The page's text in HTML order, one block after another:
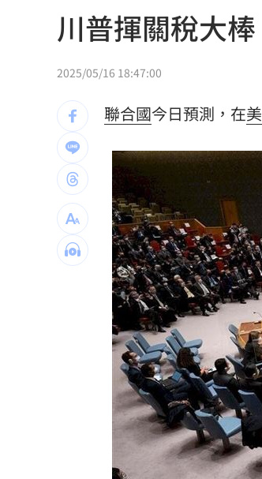
獨／田路路突改口找楊
亨特認特權 哽咽談父拜
白海豚發威！宜蘭強風磁
有片／貴州通天河「爆乳
慈濟買BNT遭詐 網朝聖
宜蘭強風「店家玻璃門
配合漢光！管碧玲視導
向姜厚任道歉 田路路：
男傳訊醫院粉專「殺死
晚飯煮太慢！婦遭小叔
消失10年回歸！好市多
台灣彩券開獎直播中
川普揮關稅大
2025/05/16 18:47:00
聯合國今日預測，在